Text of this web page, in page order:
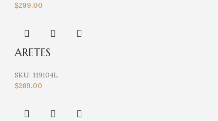
$299.00
ARETES
SKU: 119104L
$269.00